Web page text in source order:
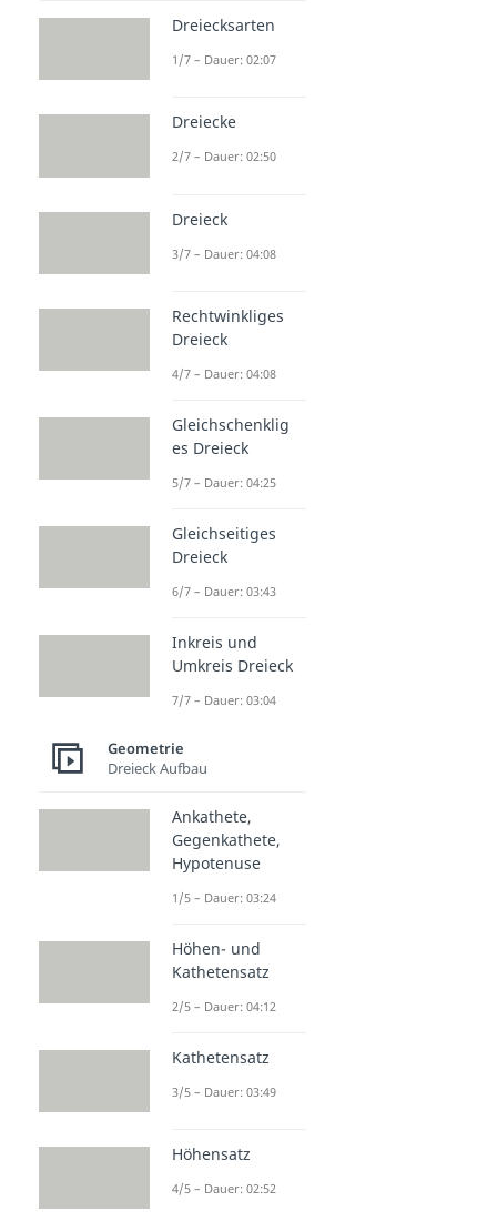
Dreiecksarten
1/7 – Dauer: 02:07
Dreiecke
2/7 – Dauer: 02:50
Dreieck
3/7 – Dauer: 04:08
Rechtwinkliges
Dreieck
4/7 – Dauer: 04:08
Gleichschenklig
es Dreieck
5/7 – Dauer: 04:25
Gleichseitiges
Dreieck
6/7 – Dauer: 03:43
Inkreis und
Umkreis Dreieck
7/7 – Dauer: 03:04
Geometrie
Dreieck Aufbau
Ankathete,
Gegenkathete,
Hypotenuse
1/5 – Dauer: 03:24
Höhen- und
Kathetensatz
2/5 – Dauer: 04:12
Kathetensatz
3/5 – Dauer: 03:49
Höhensatz
4/5 – Dauer: 02:52